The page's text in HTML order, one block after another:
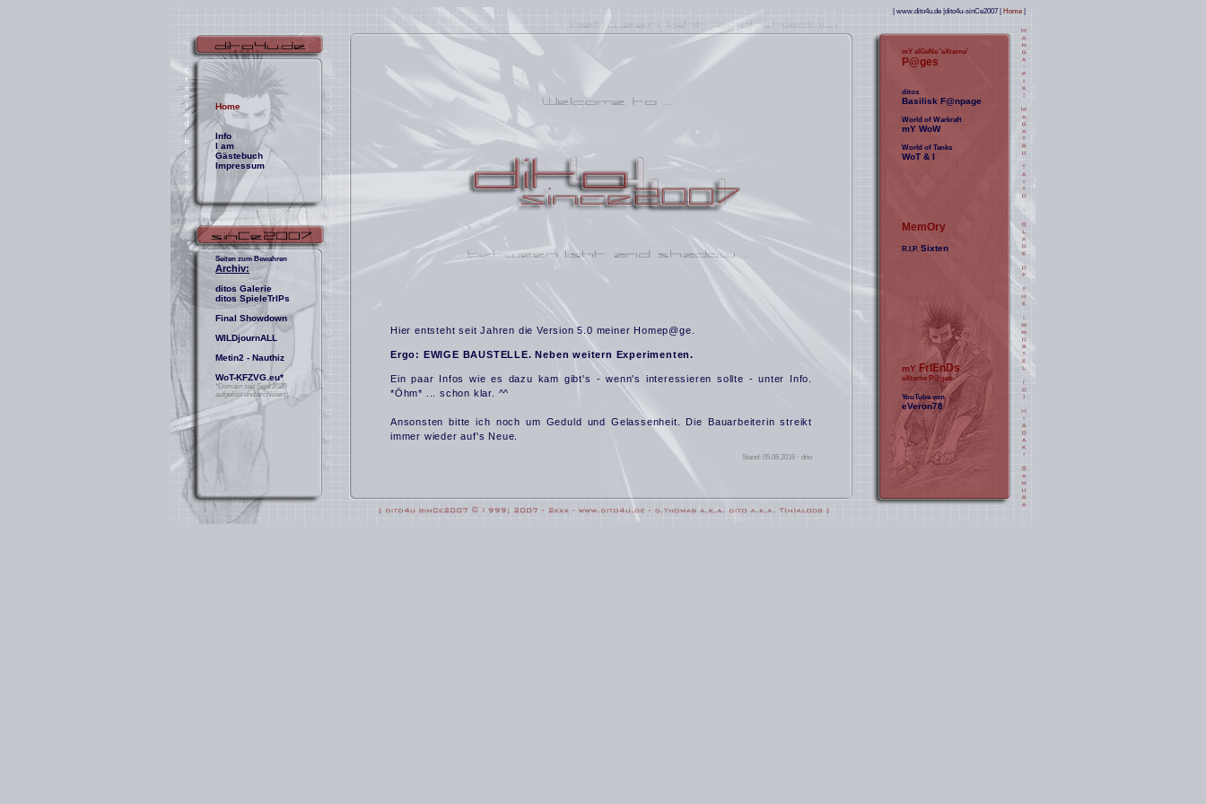
www.dito4u.de |dito4u-sinCe2007 | Home
Home
Info
I am
Gästebuch
Impressum
Seiten zum Bewahren
Archiv:
ditos Galerie
ditos SpieleTrIPs
Final Showdown
WILDjournALL
Metin2 - Nauthiz
WoT-KFZVG.eu*
*Domain seit Sept.2020
aufgelöst und archiviert...
mY eIGeNe 'eXterne'
P@ges
ditos
Basilisk F@npage
World of Warkraft
mY WoW
World of Tanks
WoT & I
MemOry
R.I.P. Sixten
mY FrIEnDs
eXterne P@ges
YouTube von
eVeron78
Hier entsteht seit Jahren die Version 5.0 meiner Homep@ge.
Ergo: EWIGE BAUSTELLE. Neben weitern Experimenten.
Ein paar Infos wie es dazu kam gibt's - wenn's interessieren sollte - unter Info.
*Öhm* ... schon klar. ^^
Ansonsten bitte ich noch um Geduld und Gelassenheit. Die Bauarbeiterin streikt
immer wieder auf's Neue.
Stand: 05.06.2016 · dito